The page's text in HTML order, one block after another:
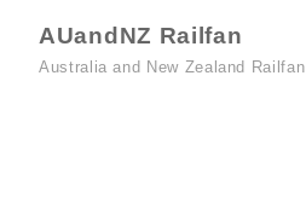
AUandNZ Railfan
Australia and New Zealand Railfan